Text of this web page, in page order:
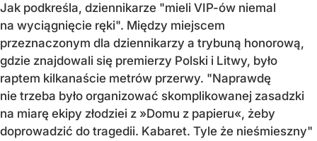
Jak podkreśla, dziennikarze "mieli VIP-ów niemal
na wyciągnięcie ręki". Między miejscem
przeznaczonym dla dziennikarzy a trybuną honorową,
gdzie znajdowali się premierzy Polski i Litwy, było
raptem kilkanaście metrów przerwy. "Naprawdę
nie trzeba było organizować skomplikowanej zasadzki
na miarę ekipy złodziei z »Domu z papieru«, żeby
doprowadzić do tragedii. Kabaret. Tyle że nieśmieszny"